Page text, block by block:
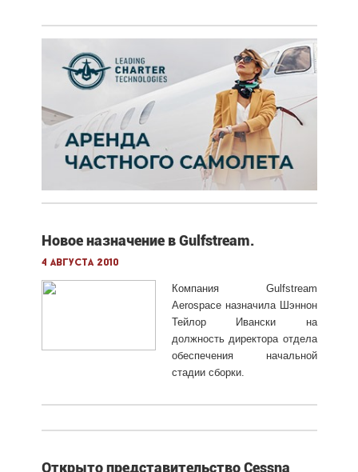
Новое назначение в Gulfstream.
4 августа 2010
Компания Gulfstream
Aerospace назначила Шэннон
Тейлор Ивански на
должность директора отдела
обеспечения начальной
стадии сборки.
Открыто представительство Cessna